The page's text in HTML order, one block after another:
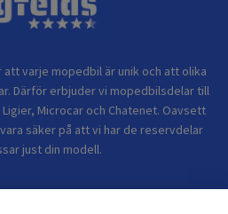
varje mopedbil är unik och att olika
Därför erbjuder vi mopedbilsdelar till
Microcar och Chatenet. Oavsett
säker på att vi har de reservdelar
just din modell.